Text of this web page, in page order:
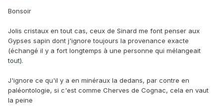
Bonsoir
Jolis cristaux en tout cas, ceux de Sinard me font penser aux
Gypses sapin dont j'ignore toujours la provenance exacte
(échangé il y a fort longtemps à une personne qui mélangeait
tout).
J'ignore ce qu'il y a en minéraux la dedans, par contre en
paléontologie, si c'est comme Cherves de Cognac, cela en vaut
la peine